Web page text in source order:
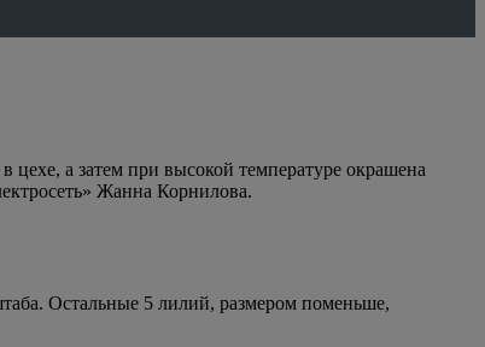
а затем при высокой температуре окрашена
Жанна Корнилова.
Остальные 5 лилий, размером поменьше,